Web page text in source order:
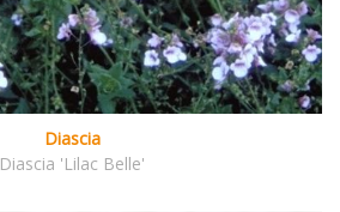
Diascia
Diascia 'Lilac Belle'